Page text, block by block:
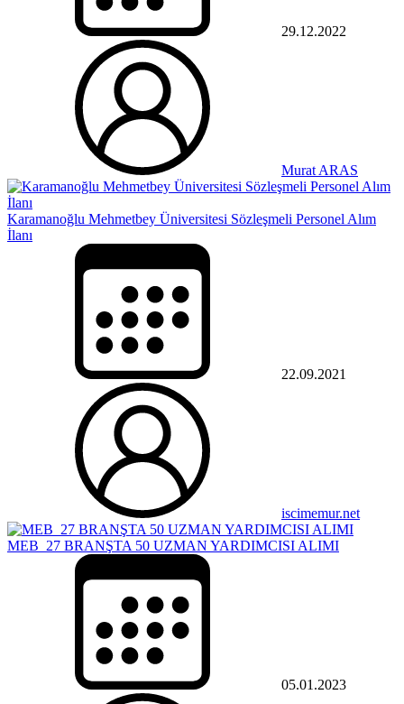
29.12.2022
Murat ARAS
Karamanoğlu Mehmetbey Üniversitesi Sözleşmeli Personel Alım
İlanı
22.09.2021
iscimemur.net
MEB 27 BRANŞTA 50 UZMAN YARDIMCISI ALIMI
05.01.2023